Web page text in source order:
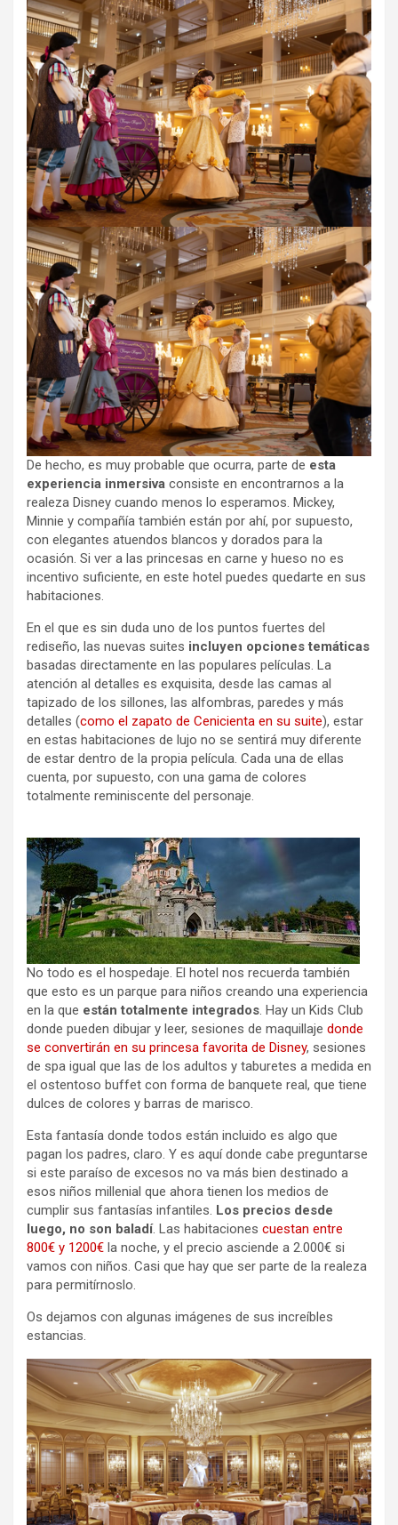
De hecho, es muy probable que ocurra, parte de esta
experiencia inmersiva consiste en encontrarnos a la
realeza Disney cuando menos lo esperamos. Mickey,
Minnie y compañía también están por ahí, por supuesto,
con elegantes atuendos blancos y dorados para la
ocasión. Si ver a las princesas en carne y hueso no es
incentivo suficiente, en este hotel puedes quedarte en sus
habitaciones.
En el que es sin duda uno de los puntos fuertes del
rediseño, las nuevas suites incluyen opciones temáticas
basadas directamente en las populares películas. La
atención al detalles es exquisita, desde las camas al
tapizado de los sillones, las alfombras, paredes y más
detalles (como el zapato de Cenicienta en su suite), estar
en estas habitaciones de lujo no se sentirá muy diferente
de estar dentro de la propia película. Cada una de ellas
cuenta, por supuesto, con una gama de colores
totalmente reminiscente del personaje.
No todo es el hospedaje. El hotel nos recuerda también
que esto es un parque para niños creando una experiencia
en la que están totalmente integrados. Hay un Kids Club
donde pueden dibujar y leer, sesiones de maquillaje donde
se convertirán en su princesa favorita de Disney, sesiones
de spa igual que las de los adultos y taburetes a medida en
el ostentoso buffet con forma de banquete real, que tiene
dulces de colores y barras de marisco.
Esta fantasía donde todos están incluido es algo que
pagan los padres, claro. Y es aquí donde cabe preguntarse
si este paraíso de excesos no va más bien destinado a
esos niños millenial que ahora tienen los medios de
cumplir sus fantasías infantiles. Los precios desde
luego, no son baladí. Las habitaciones cuestan entre
800€ y 1200€ la noche, y el precio asciende a 2.000€ si
vamos con niños. Casi que hay que ser parte de la realeza
para permitírnoslo.
Os dejamos con algunas imágenes de sus increíbles
estancias.